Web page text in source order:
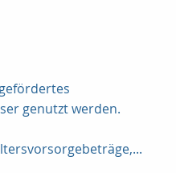
genutzt werden.